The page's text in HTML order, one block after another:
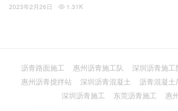
2023年2月26日  1.31K
沥青路面施工 惠州沥青施工队 深圳沥青施工
惠州沥青搅拌站
深圳沥青混凝土 沥青混凝土
深圳沥青施工
东莞沥青施工
惠